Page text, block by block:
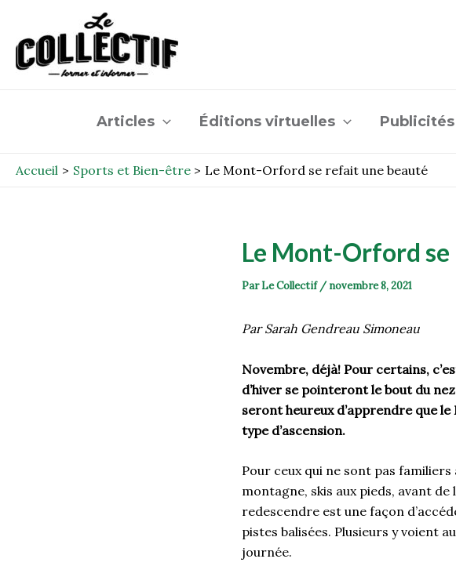
contenu
Articles Éditions virtuelles
Accueil Sports et Bien-être Le Mont-Orford se refait une beauté
Le Mont-Orford
ParLe Collectif / novembre 8, 2021
Par Sarah Gendreau Simoneau
Novembre, déjà! Pour certains,
d’hiver se pointeront le bout du
seront heureux d’apprendre que
type d’ascension.
Pour ceux qui ne sont pas
montagne, skis aux pieds, avant
redescendre est une façon
pistes balisées. Plusieurs y voient
journée.